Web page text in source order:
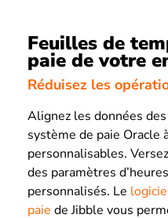
Feuilles de
paie de votre
Réduisez les
Alignez les données
système de paie Oracle
personnalisables.
des paramètres
personnalisés. Le
paie de Jibble vous